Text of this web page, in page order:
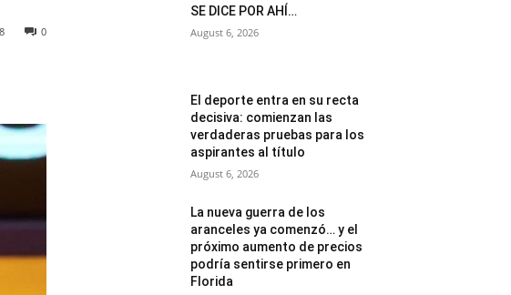
0
SE DICE POR AHÍ…
August 6, 2026
El deporte entra en su recta
decisiva: comienzan las
verdaderas pruebas para los
aspirantes al título
August 6, 2026
La nueva guerra de los
aranceles ya comenzó… y el
próximo aumento de precios
podría sentirse primero en
Florida